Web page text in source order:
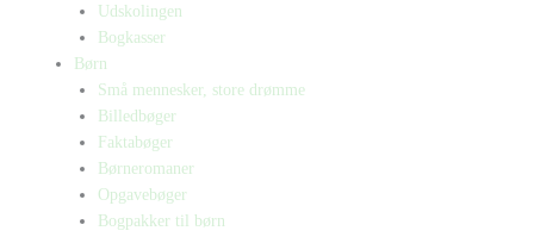
Udskolingen
Bogkasser
Børn
Små mennesker, store drømme
Billedbøger
Faktabøger
Børneromaner
Opgavebøger
Bogpakker til børn